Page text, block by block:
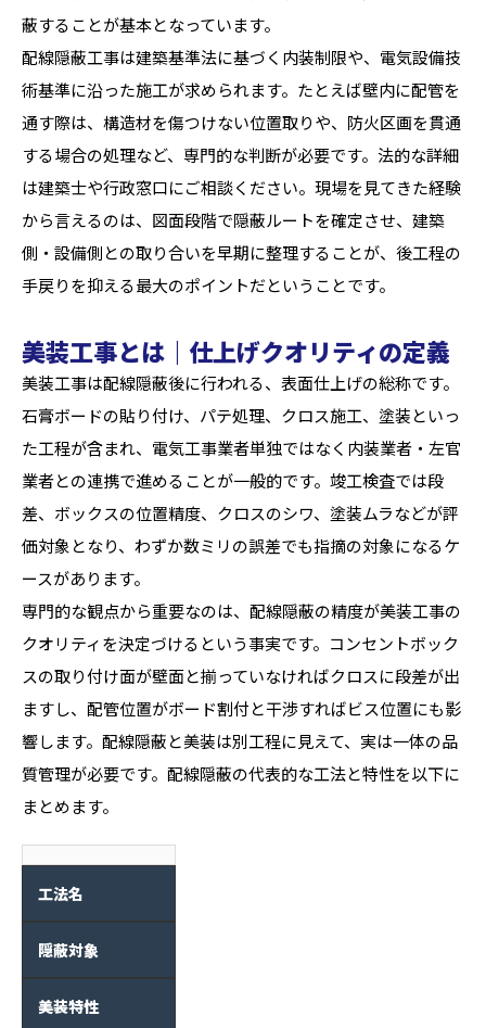
蔽することが基本となっています。
配線隠蔽工事は建築基準法に基づく内装制限や、電気設備技
術基準に沿った施工が求められます。たとえば壁内に配管を
通す際は、構造材を傷つけない位置取りや、防火区画を貫通
する場合の処理など、専門的な判断が必要です。法的な詳細
は建築士や行政窓口にご相談ください。現場を見てきた経験
から言えるのは、図面段階で隠蔽ルートを確定させ、建築
側・設備側との取り合いを早期に整理することが、後工程の
手戻りを抑える最大のポイントだということです。
美装工事とは｜仕上げクオリティの定義
美装工事は配線隠蔽後に行われる、表面仕上げの総称です。
石膏ボードの貼り付け、パテ処理、クロス施工、塗装といっ
た工程が含まれ、電気工事業者単独ではなく内装業者・左官
業者との連携で進めることが一般的です。竣工検査では段
差、ボックスの位置精度、クロスのシワ、塗装ムラなどが評
価対象となり、わずか数ミリの誤差でも指摘の対象になるケ
ースがあります。
専門的な観点から重要なのは、配線隠蔽の精度が美装工事の
クオリティを決定づけるという事実です。コンセントボック
スの取り付け面が壁面と揃っていなければクロスに段差が出
ますし、配管位置がボード割付と干渉すればビス位置にも影
響します。配線隠蔽と美装は別工程に見えて、実は一体の品
質管理が必要です。配線隠蔽の代表的な工法と特性を以下に
まとめます。
工法名
隠蔽対象
美装特性